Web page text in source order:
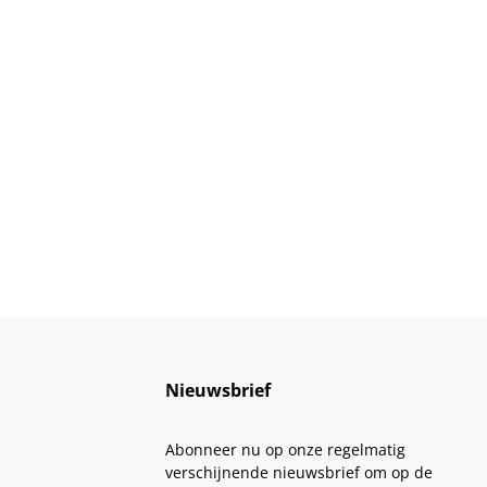
Nieuwsbrief
Abonneer nu op onze regelmatig
verschijnende nieuwsbrief om op de